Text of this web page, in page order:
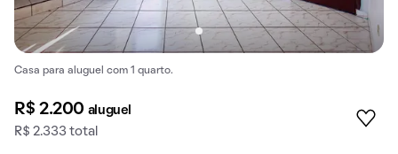
Casa para aluguel com 1 quarto.
R$ 2.200 aluguel
R$ 2.333 total